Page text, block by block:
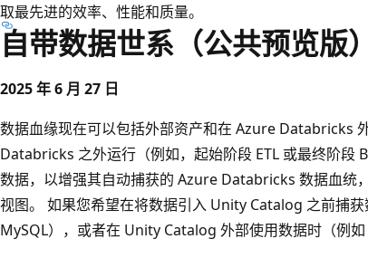
取最先进的效率、性能和质量。
自带数据世系（公共预览版）
2025 年 6 月 27 日
数据血缘现在可以包括外部资产和在 Azure Databricks
Databricks 之外运行（例如，起始阶段 ETL 或最终阶段
数据，以增强其自动捕获的 Azure Databricks 数据血统
视图。 如果您希望在将数据引入 Unity Catalog 之前捕
MySQL），或者在 Unity Catalog 外部使用数据时（例